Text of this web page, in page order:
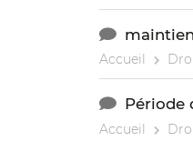
Accueil
Période
Accueil